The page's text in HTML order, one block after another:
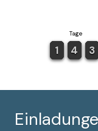
Tage
1
1
1
1 3
3
4
4 2
2
3
3